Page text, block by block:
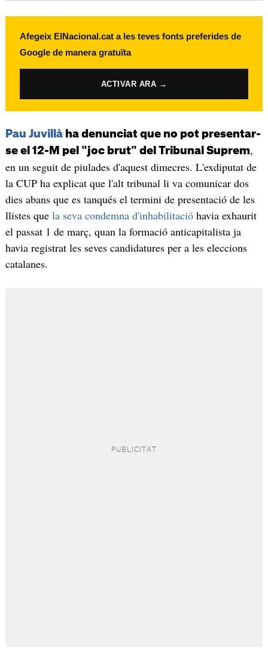
Afegeix ElNacional.cat a les teves fonts preferides de
Google de manera gratuïta
ACTIVAR ARA →
Pau Juvillàha denunciat que no pot presentar-
se el 12-M pel "joc brut" del Tribunal Suprem,
en un seguit de piulades d'aquest dimecres. L'exdiputat de
la CUP ha explicat que l'alt tribunal li va comunicar dos
dies abans que es tanqués el termini de presentació de les
llistes que la seva condemna d'inhabilitacióhavia exhaurit
el passat 1 de març, quan la formació anticapitalista ja
havia registrat les seves candidatures per a les eleccions
catalanes.